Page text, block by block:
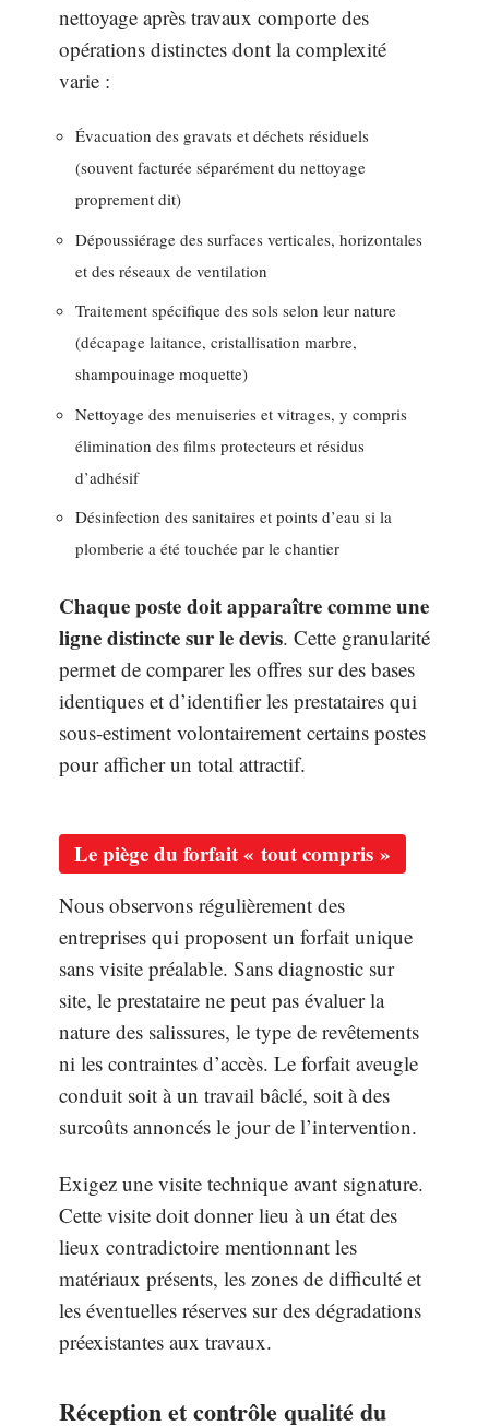
nettoyage après travaux comporte des
opérations distinctes dont la complexité
varie :
Évacuation des gravats et déchets résiduels
(souvent facturée séparément du nettoyage
proprement dit)
Dépoussiérage des surfaces verticales, horizontales
et des réseaux de ventilation
Traitement spécifique des sols selon leur nature
(décapage laitance, cristallisation marbre,
shampouinage moquette)
Nettoyage des menuiseries et vitrages, y compris
élimination des films protecteurs et résidus
d’adhésif
Désinfection des sanitaires et points d’eau si la
plomberie a été touchée par le chantier
Chaque poste doit apparaître comme une
ligne distincte sur le devis. Cette granularité
permet de comparer les offres sur des bases
identiques et d’identifier les prestataires qui
sous-estiment volontairement certains postes
pour afficher un total attractif.
Le piège du forfait « tout compris »
Nous observons régulièrement des
entreprises qui proposent un forfait unique
sans visite préalable. Sans diagnostic sur
site, le prestataire ne peut pas évaluer la
nature des salissures, le type de revêtements
ni les contraintes d’accès. Le forfait aveugle
conduit soit à un travail bâclé, soit à des
surcoûts annoncés le jour de l’intervention.
Exigez une visite technique avant signature.
Cette visite doit donner lieu à un état des
lieux contradictoire mentionnant les
matériaux présents, les zones de difficulté et
les éventuelles réserves sur des dégradations
préexistantes aux travaux.
Réception et contrôle qualité du